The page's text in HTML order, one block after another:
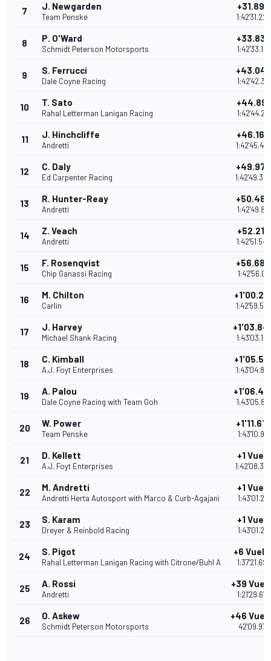
7 J. Newgarden
Team Penske
8 P. O'Ward
Schmidt Peterson Motorsports
9 S. Ferrucci
Dale Coyne Racing
10 T. Sato
Rahal Letterman Lanigan Racing
11 J. Hinchcliffe
Andretti
12 C. Daly
Ed Carpenter Racing
13 R. Hunter-Reay
Andretti
14 Z. Veach
Andretti
15 F. Rosenqvist
Chip Ganassi Racing
16 M. Chilton
Carlin
17 J. Harvey
Michael Shank Racing
18 C. Kimball
A.J. Foyt Enterprises
19 A. Palou
Dale Coyne Racing with Team Goh
20 W. Power
Team Penske
21 D. Kellett
A.J. Foyt Enterprises
+1
22 M. Andretti
Andretti Herta Autosport with Marco & Curb-Agajani
+1
23 S. Karam
Dreyer & Reinbold Racing
+1
24 S. Pigot
Rahal Letterman Lanigan Racing with Citrone/Buhl A
+6
25 A. Rossi
Andretti
+39
26 O. Askew
Schmidt Peterson Motorsports
+46